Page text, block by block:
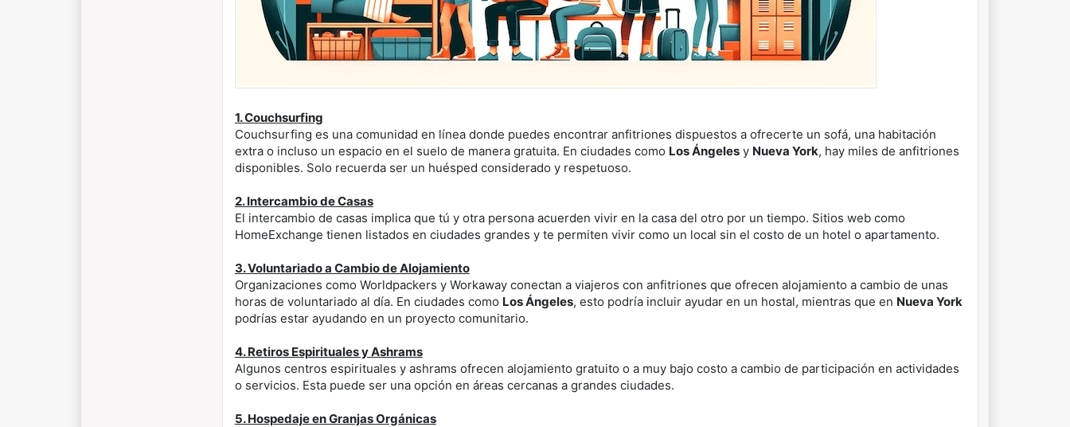
1. Couchsurfing
Couchsurfing es una comunidad en línea donde puedes encontrar anfitriones dispuestos a ofrecerte un sofá, una habitación
extra o incluso un espacio en el suelo de manera gratuita. En ciudades como Los Ángelesy Nueva York, hay miles de anfitriones
disponibles. Solo recuerda ser un huésped considerado y respetuoso.
2. Intercambio de Casas
El intercambio de casas implica que tú y otra persona acuerden vivir en la casa del otro por un tiempo. Sitios web como
HomeExchange tienen listados en ciudades grandes y te permiten vivir como un local sin el costo de un hotel o apartamento.
3. Voluntariado a Cambio de Alojamiento
Organizaciones como Worldpackers y Workaway conectan a viajeros con anfitriones que ofrecen alojamiento a cambio de unas
horas de voluntariado al día. En ciudades como Los Ángeles, esto podría incluir ayudar en un hostal, mientras que en Nueva York
podrías estar ayudando en un proyecto comunitario.
4. Retiros Espirituales y Ashrams
Algunos centros espirituales y ashrams ofrecen alojamiento gratuito o a muy bajo costo a cambio de participación en actividades
o servicios. Esta puede ser una opción en áreas cercanas a grandes ciudades.
5. Hospedaje en Granjas Orgánicas